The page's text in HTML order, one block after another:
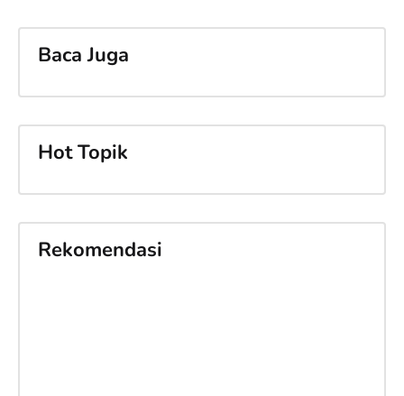
Baca Juga
Hot Topik
Rekomendasi